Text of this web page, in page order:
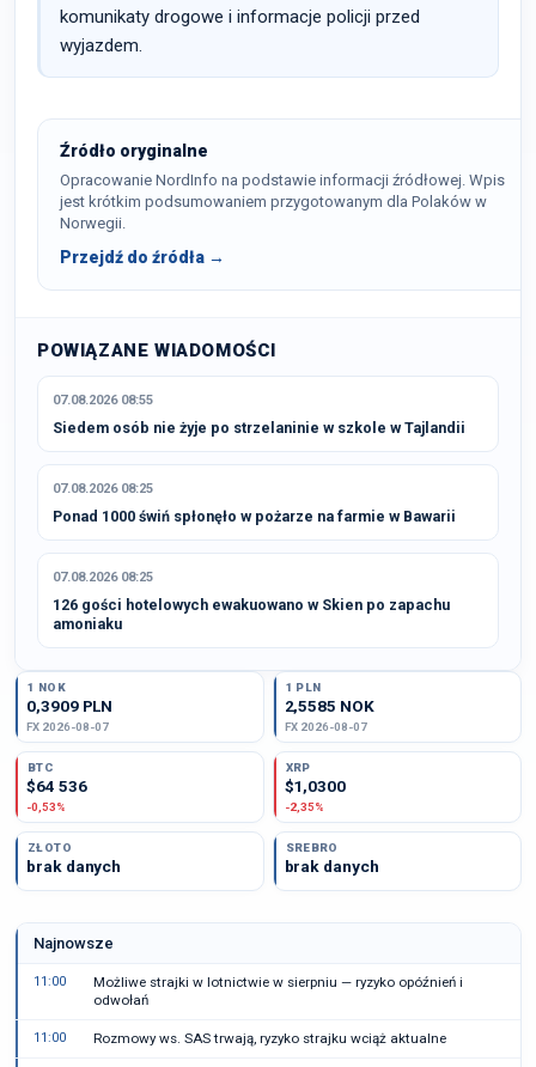
komunikaty drogowe i informacje policji przed
wyjazdem.
Źródło oryginalne
Opracowanie NordInfo na podstawie informacji źródłowej. Wpis
jest krótkim podsumowaniem przygotowanym dla Polaków w
Norwegii.
Przejdź do źródła →
POWIĄZANE WIADOMOŚCI
07.08.2026 08:55
Siedem osób nie żyje po strzelaninie w szkole w Tajlandii
07.08.2026 08:25
Ponad 1000 świń spłonęło w pożarze na farmie w Bawarii
07.08.2026 08:25
126 gości hotelowych ewakuowano w Skien po zapachu
amoniaku
1 NOK
0,3909 PLN
FX 2026-08-07
1 PLN
2,5585 NOK
FX 2026-08-07
BTC
$64 536
-0,53%
XRP
$1,0300
-2,35%
ZŁOTO
brak danych
SREBRO
brak danych
Najnowsze
11:00
Możliwe strajki w lotnictwie w sierpniu — ryzyko opóźnień i
odwołań
11:00 Rozmowy ws. SAS trwają, ryzyko strajku wciąż aktualne